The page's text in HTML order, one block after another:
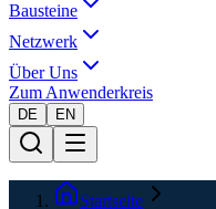
Bausteine
Netzwerk
Über Uns
Zum Anwenderkreis
DE EN
Startseite